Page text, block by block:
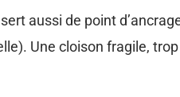
aussi de point
Une cloison fragile,